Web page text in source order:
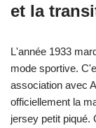
et la
L'année 1933
mode sportive.
association avec
officiellement la
jersey petit piqué.